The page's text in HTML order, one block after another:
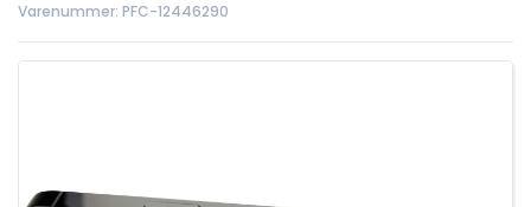
Varenummer: PFC-12446290